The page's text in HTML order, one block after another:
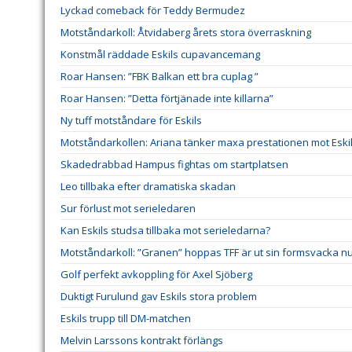
Lyckad comeback för Teddy Bermudez
Motståndarkoll: Åtvidaberg årets stora överraskning
Konstmål räddade Eskils cupavancemang
Roar Hansen: ”FBK Balkan ett bra cuplag ”
Roar Hansen: ”Detta förtjänade inte killarna”
Ny tuff motståndare för Eskils
Motståndarkollen: Ariana tänker maxa prestationen mot
Skadedrabbad Hampus fightas om startplatsen
Leo tillbaka efter dramatiska skadan
Sur förlust mot serieledaren
Kan Eskils studsa tillbaka mot serieledarna?
Motståndarkoll: ”Granen” hoppas TFF är ut sin formsvacka
Golf perfekt avkoppling för Axel Sjöberg
Duktigt Furulund gav Eskils stora problem
Eskils trupp till DM-matchen
Melvin Larssons kontrakt förlängs